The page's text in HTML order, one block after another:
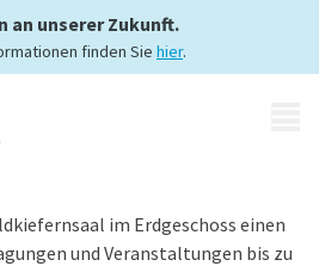
an unserer Zukunft.
finden Sie hier.
im Erdgeschoss einen
und Veranstaltungen bis zu